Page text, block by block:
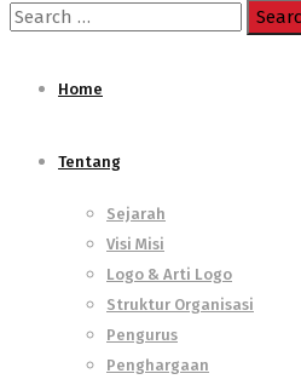
Search
Home
Tentang
Sejarah
Visi Misi
Logo & Arti Logo
Struktur Organisasi
Pengurus
Penghargaan